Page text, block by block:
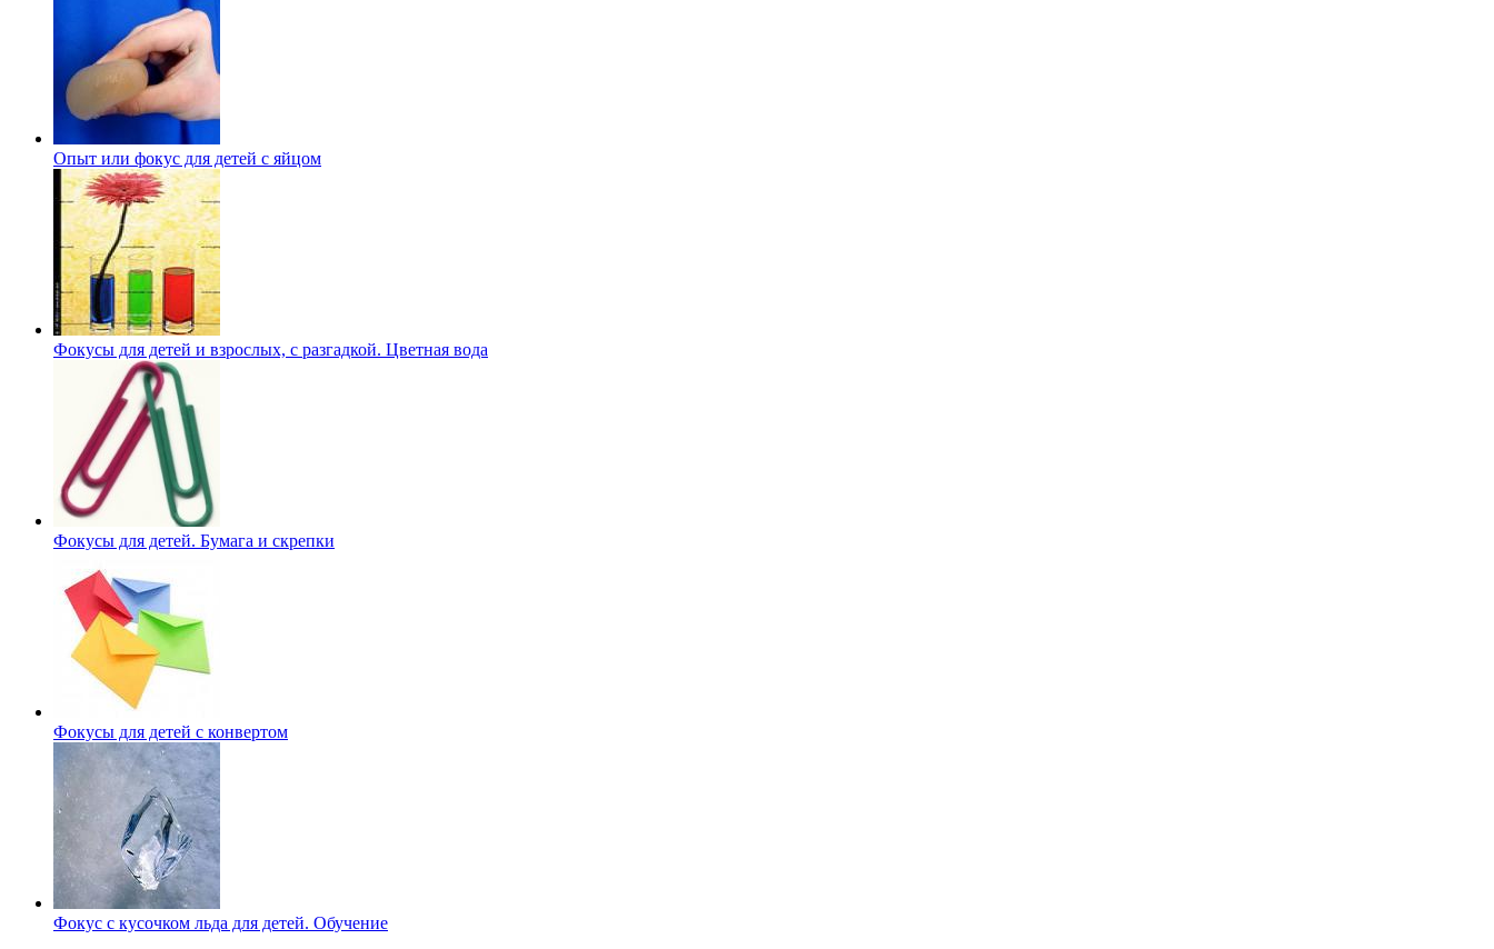
Опыт или фокус для детей с яйцом
Фокусы для детей и взрослых, с разгадкой. Цветная вода
Фокусы для детей. Бумага и скрепки
Фокусы для детей с конвертом
Фокус с кусочком льда для детей. Обучение